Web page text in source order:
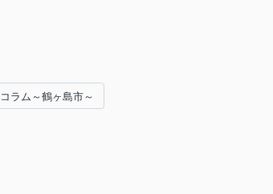
ラム～鶴ヶ島市～